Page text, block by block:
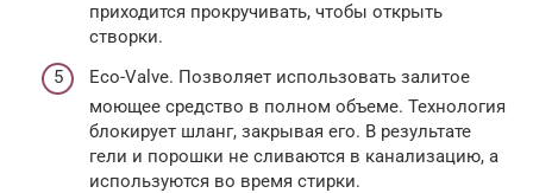
приходится прокручивать, чтобы открыть
створки.
Eco-Valve. Позволяет использовать залитое
моющее средство в полном объеме. Технология
блокирует шланг, закрывая его. В результате
гели и порошки не сливаются в канализацию, а
используются во время стирки.